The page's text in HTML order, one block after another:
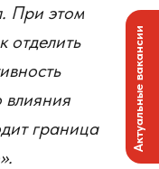
Актуальные вакансии
При этом
отделить
влияния
граница